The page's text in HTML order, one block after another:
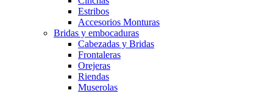
Estribos
Accesorios Monturas
Bridas y embocaduras
Cabezadas y Bridas
Frontaleras
Orejeras
Riendas
Muserolas